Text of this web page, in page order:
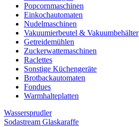
Popcornmaschinen
Einkochautomaten
Nudelmaschinen
Vakuumierbeutel & Vakuumbehälter
Getreidemühlen
Zuckerwattemaschinen
Raclettes
Sonstige Küchengeräte
Brotbackautomaten
Fondues
Warmhalteplatten
Wassersprudler
Sodastream Glaskaraffe